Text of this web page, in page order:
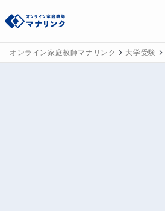
オンライン家庭教師マナリンク 大学受験